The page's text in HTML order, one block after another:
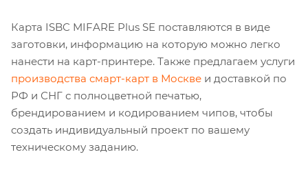
Карта ISBC MIFARE Plus SE поставляются в виде
заготовки, информацию на которую можно легко
нанести на карт-принтере. Также предлагаем услуги
производства смарт-карт в Москве и доставкой по
РФ и СНГ с полноцветной печатью,
брендированием и кодированием чипов, чтобы
создать индивидуальный проект по вашему
техническому заданию.